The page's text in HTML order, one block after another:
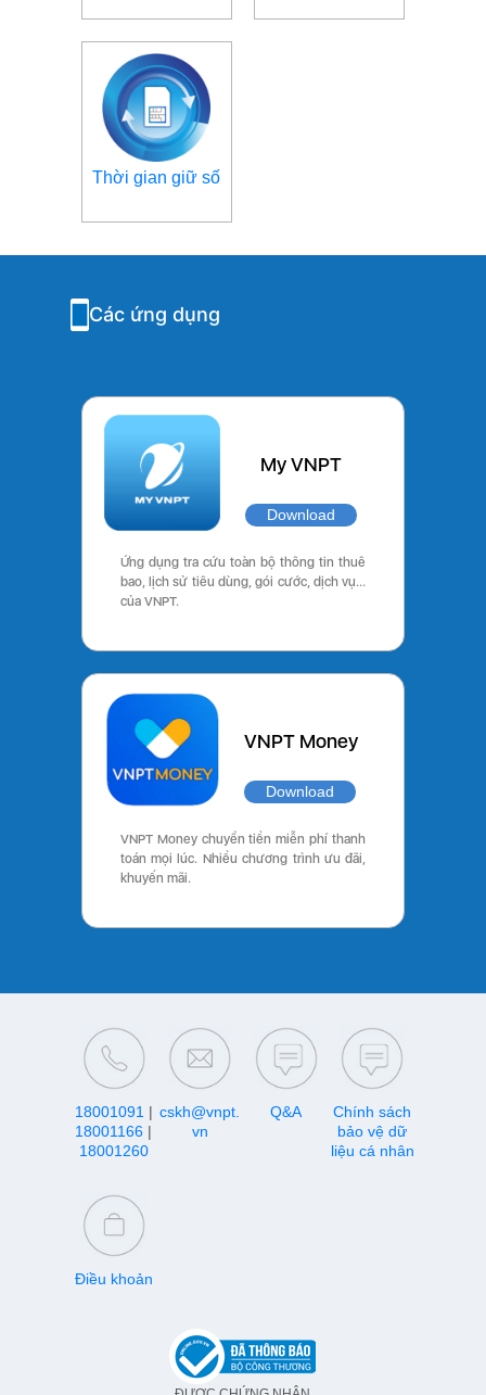
Thời gian giữ số
Các ứng dụng
My VNPT
Download
Ứng dụng tra cứu toàn bộ thông tin thuê
bao, lịch sử tiêu dùng, gói cước, dịch vụ…
của VNPT.
VNPT Money
Download
VNPT Money chuyển tiền miễn phí thanh
toán mọi lúc. Nhiều chương trình ưu đãi,
khuyến mãi.
18001091 |
18001166 |
18001260
cskh@vnpt.
vn
Q&A
Chính sách
bảo vệ dữ
liệu cá nhân
Điều khoản